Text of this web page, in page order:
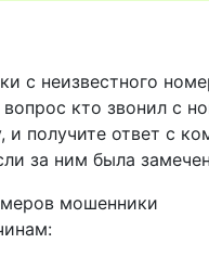
с неизвестного
кто звонил с
получите ответ с
за ним была
мошенники